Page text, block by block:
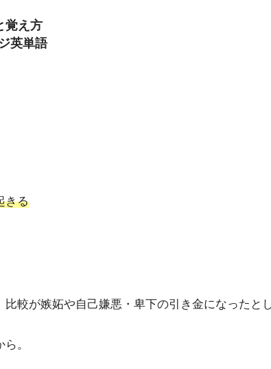
覚え方
英単語
きる
較が嫉妬や自己嫌悪・卑下の引き金になったと
。